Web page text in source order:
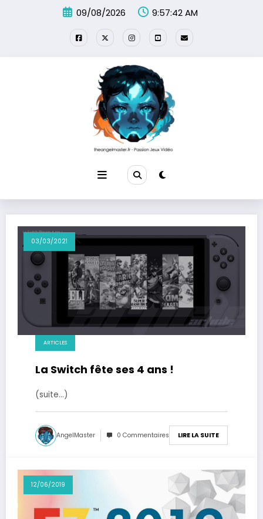
09/08/2026 9:57:42 AM
03/03/2021
ARTICLES
La Switch fête ses 4 ans !
(suite…)
AngelMaster 0 Commentaires LIRE LA SUITE
12/06/2019